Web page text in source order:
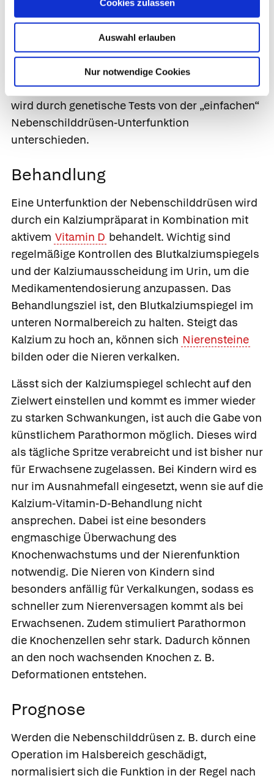
Cookies zulassen
Auswahl erlauben
Nur notwendige Cookies
Pseudohypoparathyreoidismus. Hierbei wird
nicht zu wenig Parathormon gebildet, sondern
die Wirkung des Parathormons ist durch eine
Störung der Signalübertragung an den Zellen
vermindert. Die Zellen sind also resistent und
reagieren nicht auf das Hormon. Die Erkrankung
wird durch genetische Tests von der „einfachen“
Nebenschilddrüsen-Unterfunktion
unterschieden.
Behandlung
Eine Unterfunktion der Nebenschilddrüsen wird
durch ein Kalziumpräparat in Kombination mit
aktivem Vitamin D behandelt. Wichtig sind
regelmäßige Kontrollen des Blutkalziumspiegels
und der Kalziumausscheidung im Urin, um die
Medikamentendosierung anzupassen. Das
Behandlungsziel ist, den Blutkalziumspiegel im
unteren Normalbereich zu halten. Steigt das
Kalzium zu hoch an, können sich Nierensteine
bilden oder die Nieren verkalken.
Lässt sich der Kalziumspiegel schlecht auf den
Zielwert einstellen und kommt es immer wieder
zu starken Schwankungen, ist auch die Gabe von
künstlichem Parathormon möglich. Dieses wird
als tägliche Spritze verabreicht und ist bisher nur
für Erwachsene zugelassen. Bei Kindern wird es
nur im Ausnahmefall eingesetzt, wenn sie auf die
Kalzium-Vitamin-D-Behandlung nicht
ansprechen. Dabei ist eine besonders
engmaschige Überwachung des
Knochenwachstums und der Nierenfunktion
notwendig. Die Nieren von Kindern sind
besonders anfällig für Verkalkungen, sodass es
schneller zum Nierenversagen kommt als bei
Erwachsenen. Zudem stimuliert Parathormon
die Knochenzellen sehr stark. Dadurch können
an den noch wachsenden Knochen z. B.
Deformationen entstehen.
Prognose
Werden die Nebenschilddrüsen z. B. durch eine
Operation im Halsbereich geschädigt,
normalisiert sich die Funktion in der Regel nach